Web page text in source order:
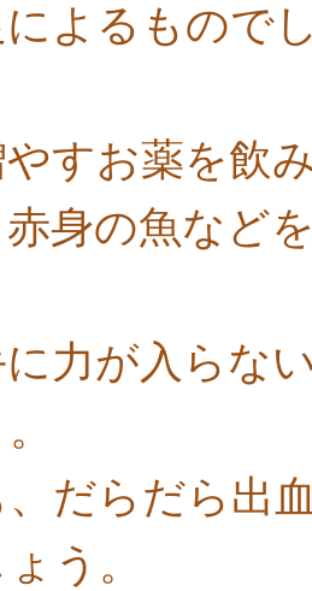
よるもので
やすお薬を飲
身の魚など
力が入らな
、だらだら出
う。